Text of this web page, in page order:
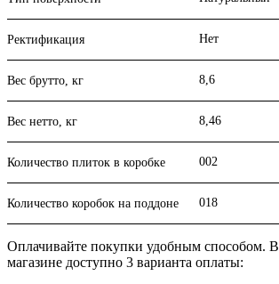
Ректификация Нет
Вес брутто, кг 8,6
Вес нетто, кг 8,46
Количество плиток в коробке 002
Количество коробок на поддоне 018
Оплачивайте покупки удобным способом.
магазине доступно 3 варианта оплаты: